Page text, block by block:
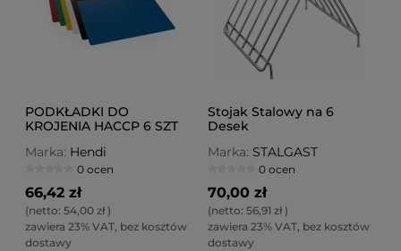
PODKŁADKI DO
KROJENIA HACCP 6 SZT
Marka: Hendi
0 ocen
66,42 zł
(netto: 54,00 zł)
zawiera 23% VAT, bez kosztów
dostawy
Stojak Stalowy na 6
Desek
Marka: STALGAST
0 ocen
70,00 zł
(netto: 56,91 zł)
zawiera 23% VAT, bez kosztów
dostawy